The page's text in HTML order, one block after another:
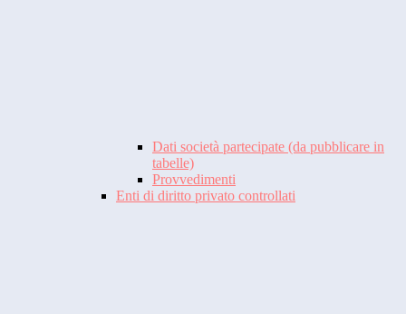
Dati società partecipate (da pubblicare in
tabelle)
Provvedimenti
Enti di diritto privato controllati